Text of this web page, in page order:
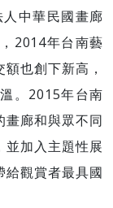
中華民國畫廊
2014年台南藝
也創下新高，
。2015年台南
畫廊和與眾不同
並加入主題性展
給觀賞者最具國